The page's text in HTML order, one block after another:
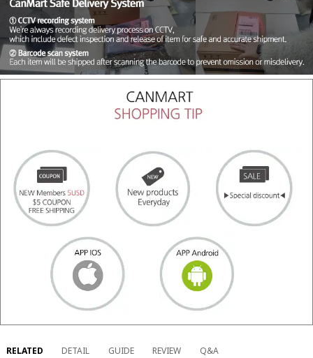
RELATED DETAIL GUIDE REVIEW Q&A